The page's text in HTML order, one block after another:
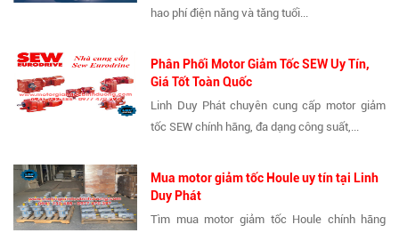
hao phí điện năng và tăng tuổi...
Phân Phối Motor Giảm Tốc SEW Uy Tín,
Giá Tốt Toàn Quốc
Linh Duy Phát chuyên cung cấp motor giảm
tốc SEW chính hãng, đa dạng công suất,...
Mua motor giảm tốc Houle uy tín tại Linh
Duy Phát
Tìm mua motor giảm tốc Houle chính hãng